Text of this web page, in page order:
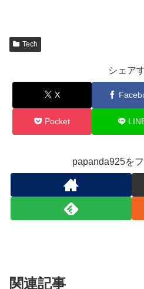
Tech
シェア
X
Pocket
papanda925を
関連記事